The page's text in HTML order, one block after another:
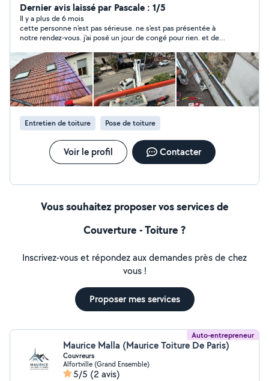
l'évacuation des eaux de pluie, du faîtage à la ligne
dégoût, Vous recherchez une entreprise fiable, rapide et
ponctuelle ? N'hésitez pas à demander votre devis
gratuit pour tous travaux de couverture , Service
proposé : Création de charpente, traditionnelle et
individuelle (fermettes) - Rénovation de couverture,
changement de tuiles - Nettoyage - Recherche de fuite
- Pose et création de Velux - Installation de volets
roulants électriques ou manuels - Gouttières en zinc,
PVC, havraise,cuivre - Isolation Triso pour toiture - Zinc,
bac acier - Ardoise -peinture Contactez-moi pour plus
d'informations et pour obtenir un devis gratuit merci .
Dernier avis laissé par Pascale : 1/5
Il y a plus de 6 mois
cette personne n'est pas sérieuse. ne s'est pas présentée à
notre rendez-vous. j'ai posé un jour de congé pour rien. et de
je l'appelle pour une explication. je vous le déconseille
vivement. quel manque de professionnalisme !!!
Entretien de toiture Pose de toiture
Voir le profil Contacter
Vous souhaitez proposer vos services de
Couverture - Toiture ?
Inscrivez-vous et répondez aux demandes près de chez
vous !
Proposer mes services
Auto-entrepreneur
Maurice Malla (Maurice Toiture De Paris)
Couvreurs
Alfortville (Grand Ensemble)
5/5 (2 avis)